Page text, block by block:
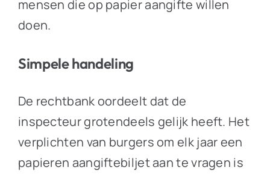
mensen die op papier aangifte willen
doen.
Simpele handeling
De rechtbank oordeelt dat de
inspecteur grotendeels gelijk heeft. Het
verplichten van burgers om elk jaar een
papieren aangiftebiljet aan te vragen is